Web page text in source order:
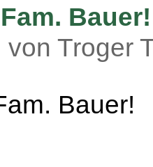
Bauer!
Troger
Bauer!